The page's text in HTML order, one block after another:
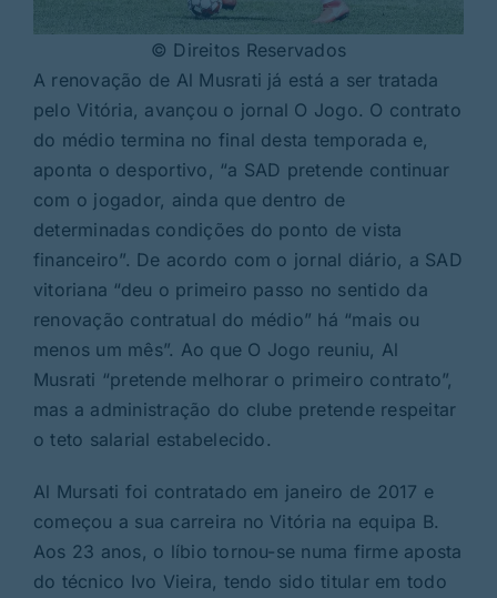
© Direitos Reservados
A renovação de Al Musrati já está a ser tratada
pelo Vitória, avançou o jornal O Jogo. O contrato
do médio termina no final desta temporada e,
aponta o desportivo, “a SAD pretende continuar
com o jogador, ainda que dentro de
determinadas condições do ponto de vista
financeiro”. De acordo com o jornal diário, a SAD
vitoriana “deu o primeiro passo no sentido da
renovação contratual do médio” há “mais ou
menos um mês”. Ao que O Jogo reuniu, Al
Musrati “pretende melhorar o primeiro contrato”,
mas a administração do clube pretende respeitar
o teto salarial estabelecido.
Al Mursati foi contratado em janeiro de 2017 e
começou a sua carreira no Vitória na equipa B.
Aos 23 anos, o líbio tornou-se numa firme aposta
do técnico Ivo Vieira, tendo sido titular em todo